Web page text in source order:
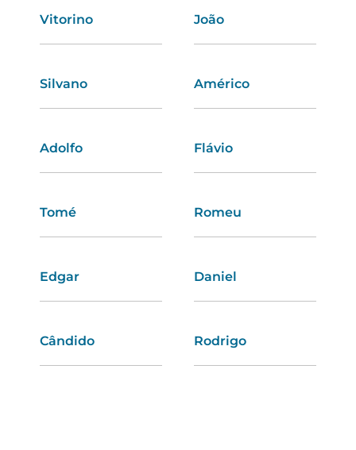
Vitorino João
Silvano Américo
Adolfo Flávio
Tomé Romeu
Edgar Daniel
Cândido Rodrigo
Angélica Constança
Cátia Julieta
Sara Sílvia
Roberta Gisela
Samanta Lara
Adélia Nicole